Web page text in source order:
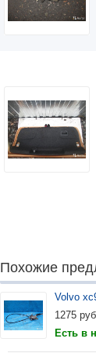
Похожие
Volvo
1275
Есть в